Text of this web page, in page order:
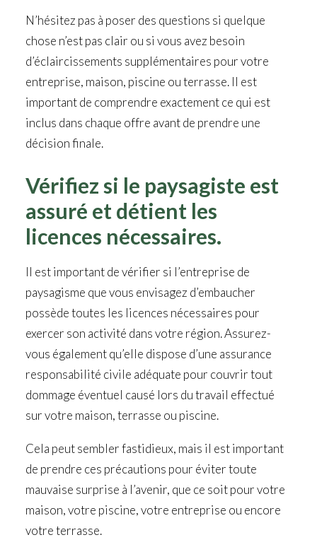
N’hésitez pas à poser des questions si quelque
chose n’est pas clair ou si vous avez besoin
d’éclaircissements supplémentaires pour votre
entreprise, maison, piscine ou terrasse. Il est
important de comprendre exactement ce qui est
inclus dans chaque offre avant de prendre une
décision finale.
Vérifiez si le paysagiste est
assuré et détient les
licences nécessaires.
Il est important de vérifier si l’entreprise de
paysagisme que vous envisagez d’embaucher
possède toutes les licences nécessaires pour
exercer son activité dans votre région. Assurez-
vous également qu’elle dispose d’une assurance
responsabilité civile adéquate pour couvrir tout
dommage éventuel causé lors du travail effectué
sur votre maison, terrasse ou piscine.
Cela peut sembler fastidieux, mais il est important
de prendre ces précautions pour éviter toute
mauvaise surprise à l’avenir, que ce soit pour votre
maison, votre piscine, votre entreprise ou encore
votre terrasse.